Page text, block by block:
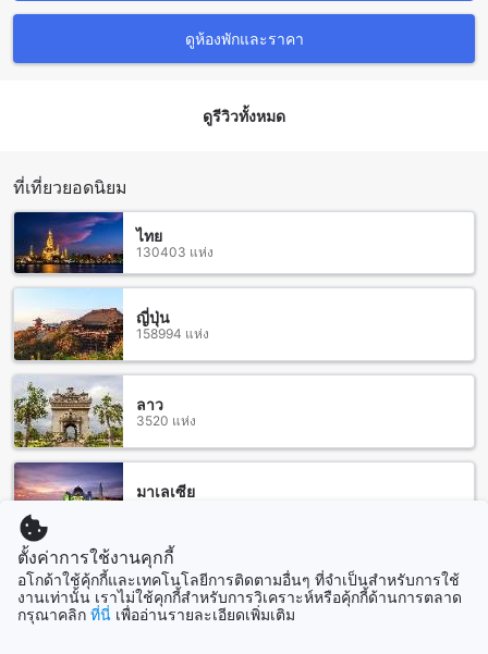
แอนด์ เฮิร์บ สุวรรณภูมิ แอร์พอร์ต
โอโย 512 พลาย แอนด์ เฮิร์บ สุวรรณภูมิ แอร์พอร์ต เป็นที่พักที่ตั้ง
พลาย แอนด์ เฮิร์บ สุวรรณภูมิ แอร์พอร์ตสะดวกและง่ายมาก นัก
หากคุณต้องการใช้บริการแท็กซี่ คุณสามารถหาแท็กซี่ที่จุดรับจ่าย
ที่อยู่ในพื้นที่ของสนามบินสุวรรณภูมิ มีแท็กซี่ที่ให้บริการตลอด 24
ชั่วโมง ค่าบริการของแท็กซี่จะขึ้นอยู่กับระยะทางและเวลาที่ใช้ใน
การเดินทาง นอกจากนี้ ยังมีบริการรถรับส่งสนามบินที่ให้บริการ
ในสนามบินสุวรรณภูมิ
นอกจากนี้ นักท่องเที่ยวยังสามารถใช้บริการรถบัสเพื่อเดินทางไป
ยังโอโย 512 พลาย แอนด์ เฮิร์บ สุวรรณภูมิ แอร์พอร์ตได้อีกด้วย มี
บริการรถบัสที่หยุดรับส่งที่สนามบินสุวรรณภูมิ และจะเดินทางไป
ยังโอโย 512 พลาย แอนด์ เฮิร์บ สุวรรณภูมิ แอร์พอร์ตโดยใช้
เวลาประมาณ 30-40 นาที
สถานที่ท่องเที่ยวรอบ โอโย 512 พลาย แอนด์ เฮิร์บ สุวรรณภูมิ
แอร์พอร์ต
โอโย 512 พลาย แอนด์ เฮิร์บ สุวรรณภูมิ แอร์พอร์ต ตั้งอยู่ใกล้กับ
สถานที่ท่องเที่ยวที่ใกล้เคียงได้แก่ สยามอะเมซิ่งพาร์ค ที่เป็นสวน
สาธารณะที่ใหญ่ที่สุดในกรุงเทพฯ ซึ่งมีพื้นที่สำหรับการออกกำลัง
กายและนั่งพักผ่อน วัดปลูกศรัทธา ที่เป็นวัดที่สวยงามและมี
ประวัติศาสตร์คาดว่ามีมานานกว่า 200 ปี และตลาดมีนบุรี ที่เป็น
ตลาดที่มีความเป็นเอกลักษณ์และมีร้านค้าหลากหลายเสน่ห์
ดูห้องพักและราคา
ดูรีวิวทั้งหมด
ที่เที่ยวยอดนิยม
ไทย
130403 แห่ง
ญี่ปุ่น
158994 แห่ง
ลาว
3520 แห่ง
มาเลเซีย
สิงคโปร์
1505 แห่ง
ตั้งค่าการใช้งานคุกกี้
อโกด้าใช้คุ้กกี้และเทคโนโลยีการติดตามอื่นๆ ที่จำเป็นสำหรับการใช้
งานเท่านั้น เราไม่ใช้คุกกี้สำหรับการวิเคราะห์หรือคุ้กกี้ด้านการตลาด
กรุณาคลิก ที่นี่ เพื่ออ่านรายละเอียดเพิ่มเติม